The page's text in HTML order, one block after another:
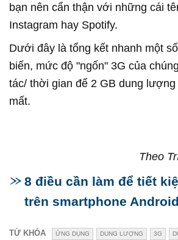
bạn nên cẩn thận với những cái
Instagram hay Spotify.
Dưới đây là tổng kết nhanh một
biến, mức độ "ngốn" 3G của
tác/ thời gian để 2 GB dung lượng
mất.
Theo
8 điều cần làm để tiết
trên smartphone Android
TỪ KHÓA ỨNG DỤNG DUNG LƯỢNG 3G